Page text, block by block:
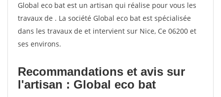
Global eco bat est un artisan qui réalise pour vous les
travaux de . La société Global eco bat est spécialisée
dans les travaux de et intervient sur Nice, Ce 06200 et
ses environs.
Recommandations et avis sur
l'artisan : Global eco bat